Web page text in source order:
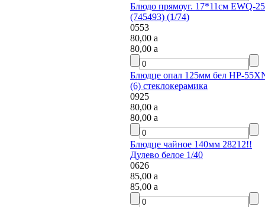
Блюдо прямоуг. 17*11см EWQ-25
(745493) (1/74)
0553
80,00a
80,00a
Блюдце опал 125мм бел НP-55XN
(6) стеклокерамика
0925
80,00a
80,00a
Блюдце чайное 140мм 28212!!
Дулево белое 1/40
0626
85,00a
85,00a